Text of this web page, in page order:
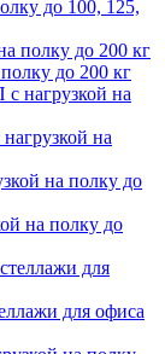
до 100, 125,
до 200 кг
на
на полку до
для офиса